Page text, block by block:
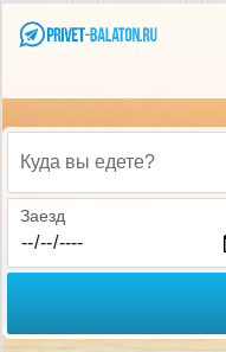
Куда вы едете?
Заезд